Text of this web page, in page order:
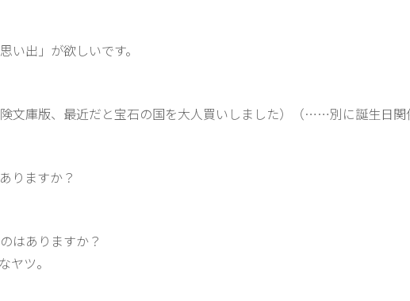
出」が欲しいです。
文庫版、最近だと宝石の国を大人買いしました）（……別に誕生日関
りますか？
はありますか？
ツ。